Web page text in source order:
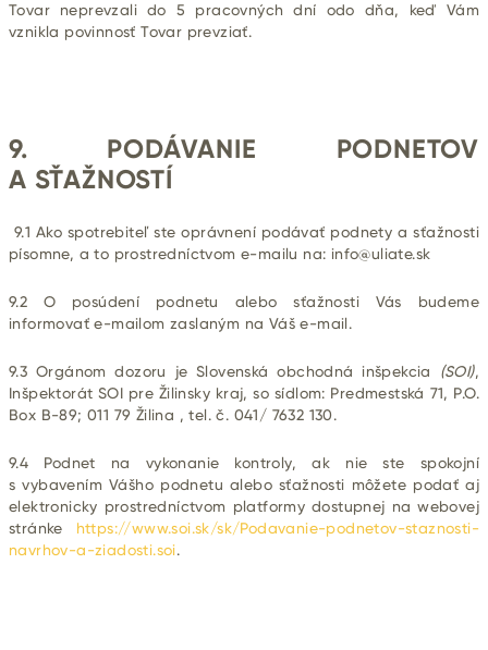
Tovar neprevzali do 5 pracovných dní odo dňa, keď Vám
vznikla povinnosť Tovar prevziať.
9. PODÁVANIE PODNETOV
A SŤAŽNOSTÍ
9.1 Ako spotrebiteľ ste oprávnení podávať podnety a sťažnosti
písomne, a to prostredníctvom e-mailu na: info@uliate.sk
9.2 O posúdení podnetu alebo sťažnosti Vás budeme
informovať e-mailom zaslaným na Váš e-mail.
9.3 Orgánom dozoru je Slovenská obchodná inšpekcia (SOI),
Inšpektorát SOI pre Žilinsky kraj, so sídlom: Predmestská 71, P.O.
Box B-89; 011 79 Žilina , tel. č. 041/ 7632 130.
9.4 Podnet na vykonanie kontroly, ak nie ste spokojní
s vybavením Vášho podnetu alebo sťažnosti môžete podať aj
elektronicky prostredníctvom platformy dostupnej na webovej
stránke https://www.soi.sk/sk/Podavanie-podnetov-staznosti-
navrhov-a-ziadosti.soi.